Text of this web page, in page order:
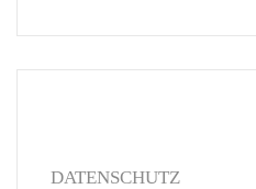
DATENSCHUTZ